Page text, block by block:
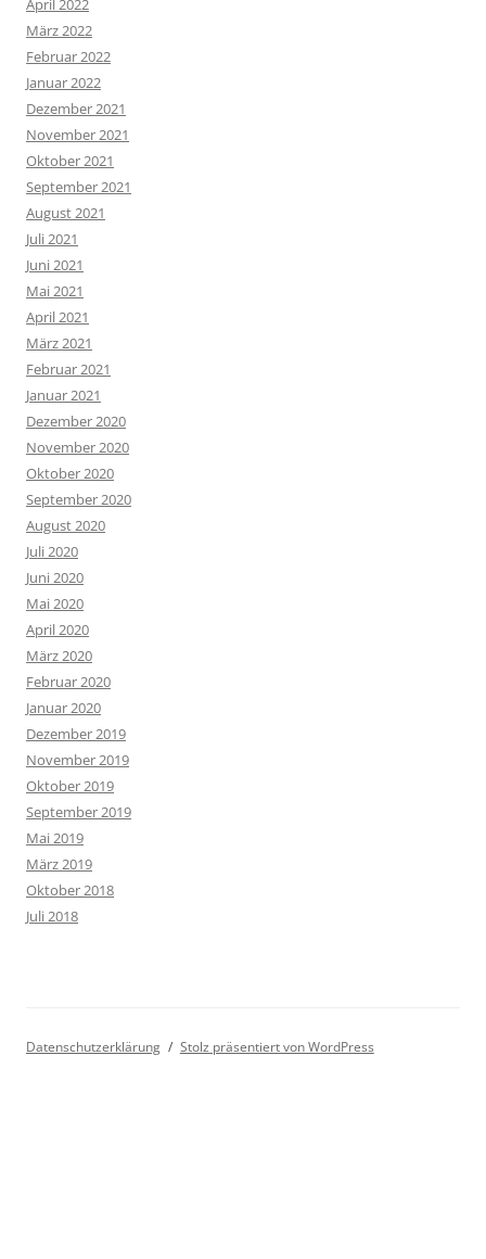
April 2022
März 2022
Februar 2022
Januar 2022
Dezember 2021
November 2021
Oktober 2021
September 2021
August 2021
Juli 2021
Juni 2021
Mai 2021
April 2021
März 2021
Februar 2021
Januar 2021
Dezember 2020
November 2020
Oktober 2020
September 2020
August 2020
Juli 2020
Juni 2020
Mai 2020
April 2020
März 2020
Februar 2020
Januar 2020
Dezember 2019
November 2019
Oktober 2019
September 2019
Mai 2019
März 2019
Oktober 2018
Juli 2018
Datenschutzerklärung Stolz präsentiert von WordPress